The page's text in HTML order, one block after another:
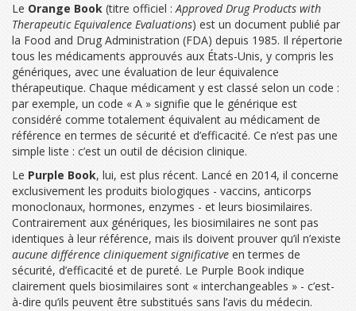
Le Orange Book (titre officiel :Approved Drug Products with
Therapeutic Equivalence Evaluations) est un document publié par
la Food and Drug Administration (FDA) depuis 1985. Il répertorie
tous les médicaments approuvés aux États-Unis, y compris les
génériques, avec une évaluation de leur équivalence
thérapeutique. Chaque médicament y est classé selon un code :
par exemple, un code « A » signifie que le générique est
considéré comme totalement équivalent au médicament de
référence en termes de sécurité et d’efficacité. Ce n’est pas une
simple liste : c’est un outil de décision clinique.
Le Purple Book, lui, est plus récent. Lancé en 2014, il concerne
exclusivement les produits biologiques - vaccins, anticorps
monoclonaux, hormones, enzymes - et leurs biosimilaires.
Contrairement aux génériques, les biosimilaires ne sont pas
identiques à leur référence, mais ils doivent prouver qu’il n’existe
aucune différence cliniquement significative en termes de
sécurité, d’efficacité et de pureté. Le Purple Book indique
clairement quels biosimilaires sont « interchangeables » - c’est-
à-dire qu’ils peuvent être substitués sans l’avis du médecin.